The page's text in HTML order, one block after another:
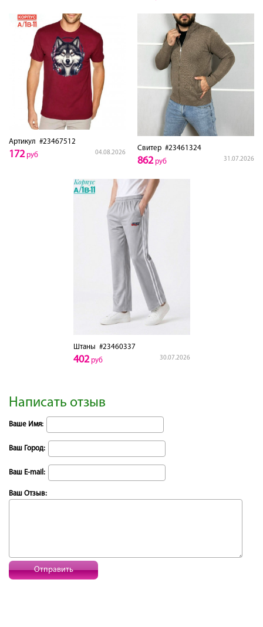
Артикул #23467512
04.08.2026
172руб
Свитер #23461324
31.07.2026
862руб
Штаны #23460337
30.07.2026
402руб
Написать отзыв
Ваше Имя:
Ваш Город:
Ваш E-mail:
Ваш Отзыв:
Отправить